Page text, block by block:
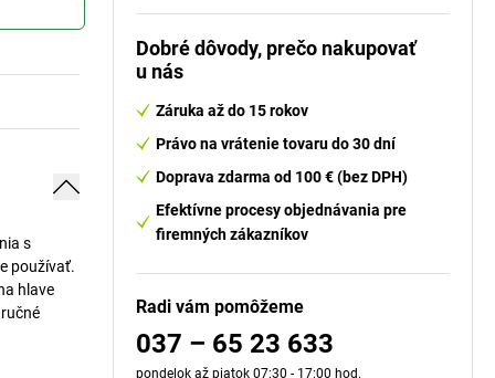
s
používať.
hlave
Dobré dôvody, prečo nakupovať
u nás
Záruka až do 15 rokov
Právo na vrátenie tovaru do 30 dní
Doprava zdarma od 100 € (bez DPH)
Efektívne procesy objednávania pre
firemných zákazníkov
Radi vám pomôžeme
037 – 65 23 633
pondelok až piatok 07:30 - 17:00 hod.